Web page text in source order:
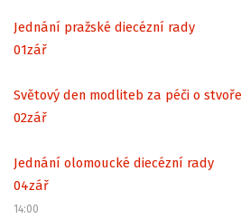
Jednání pražské diecézní rady
01zář
Světový den modliteb za péči o
02zář
Jednání olomoucké diecézní rady
04zář
14:00